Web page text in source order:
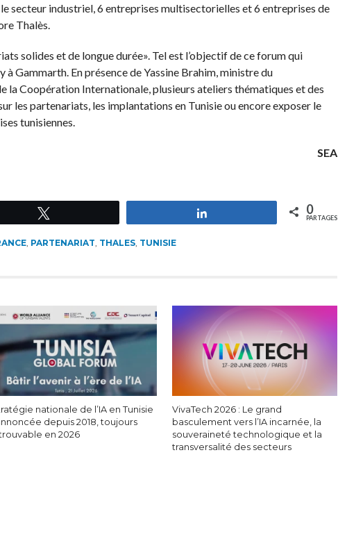
secteur industriel, 6 entreprises multisectorielles et 6 entreprises de
Thalès.
solides et de longue durée». Tel est l’objectif de ce forum qui
à Gammarth. En présence de Yassine Brahim, ministre du
la Coopération Internationale, plusieurs ateliers thématiques et des
les partenariats, les implantations en Tunisie ou encore exposer le
tunisiennes.
SEA
0
PARTAGES
, PARTENARIAT, THALES, TUNISIE
nationale de l’IA en Tunisie
depuis 2018, toujours
en 2026
VivaTech 2026 : Le grand
basculement vers l’IA incarnée, la
souveraineté technologique et la
transversalité des secteurs